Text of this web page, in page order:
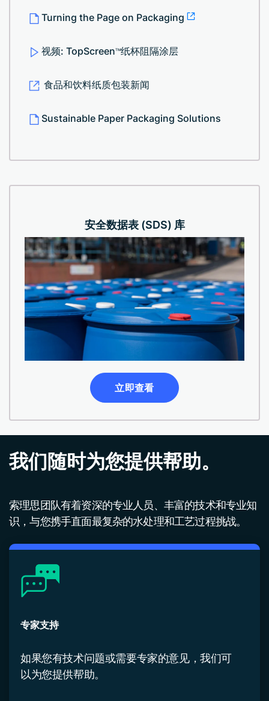
Turning the Page on Packaging
视频: TopScreenTM纸杯阻隔涂层
食品和饮料纸质包装新闻
Sustainable Paper Packaging Solutions
安全数据表 (SDS) 库
立即查看
我们随时为您提供帮助。
索理思团队有着资深的专业人员、丰富的技术和专业知
识，与您携手直面最复杂的水处理和工艺过程挑战。
专家支持
如果您有技术问题或需要专家的意见，我们可
以为您提供帮助。